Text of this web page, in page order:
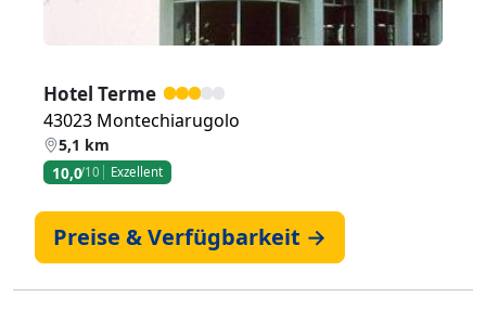
Hotel Terme
43023 Montechiarugolo
5,1 km
10,0/10 Exzellent
Preise & Verfügbarkeit →